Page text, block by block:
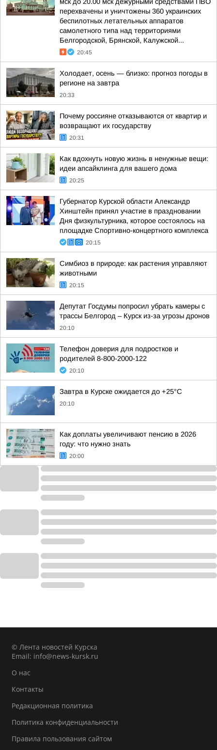
перехвачены и уничтожены 360 украинских
беспилотных летательных аппаратов
самолетного типа над территориями
Белгородской, Брянской, Калужской...
20:45
Холодает, осень — близко: прогноз погоды в
регионе на завтра
20:33
Почему россияне отказываются от квартир и
возвращают их государству
20:31
Как вдохнуть новую жизнь в ненужные вещи:
идеи апсайклинга для вашего дома
20:25
Губернатор Курской области Александр
Хинштейн принял участие в праздновании
Дня физкультурника, которое состоялось на
площадке Спортивно-концертного комплекса
20:15
Симбиоз в природе: как растения управляют
животными
20:15
Депутат Госдумы попросил убрать камеры с
трассы Белгород – Курск из-за угрозы дронов
20:10
Телефон доверия для подростков и
родителей 8-800-2000-122
20:10
Завтра в Курске ожидается до +25°C
20:10
Как доплаты увеличивают пенсию в 2026
году: что нужно знать
20:00
© Лента новостей Курска
Email: info@news-kursk.ru
О нас
Контакты
Редакционная политика
Политика конфиденциальности
Правила пользования сайтом